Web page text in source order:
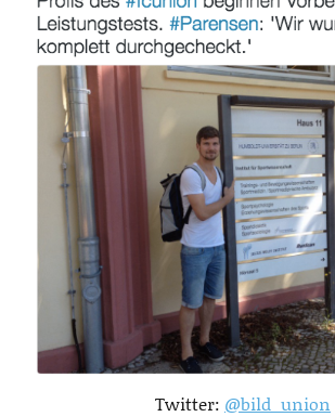
Twitter: @bild_union